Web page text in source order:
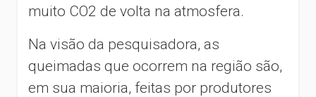
muito CO2 de volta na atmosfera.
Na visão da pesquisadora, as
queimadas que ocorrem na região são,
em sua maioria, feitas por produtores